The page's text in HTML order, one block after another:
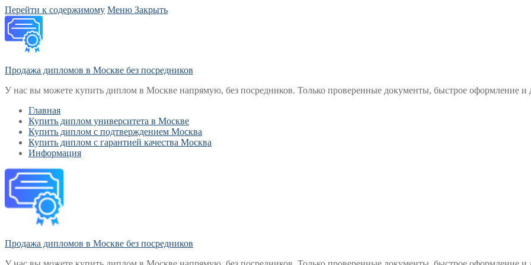
Перейти к содержимому Меню Закрыть
Продажа дипломов в Москве без посредников
У нас вы можете купить диплом в Москве напрямую, без посредников. Только проверенные документы, быстрое оформление и
Главная
Купить диплом университета в Москве
Купить диплом с подтверждением Москва
Купить диплом с гарантией качества Москва
Информация
Продажа дипломов в Москве без посредников